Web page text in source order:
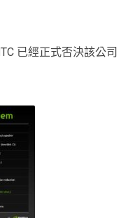
已經正式否決該公司